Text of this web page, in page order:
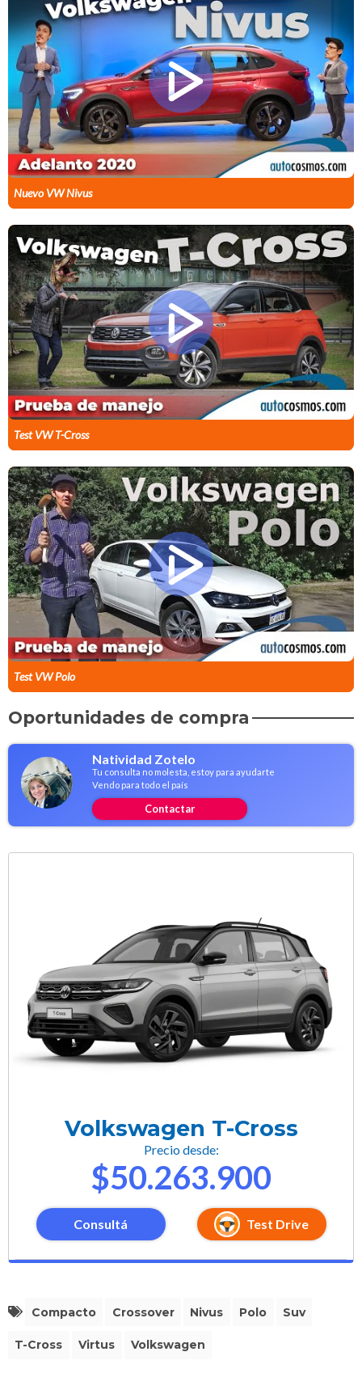
Nuevo VW Nivus
Test VW T-Cross
Test VW Polo
Oportunidades de compra
Natividad Zotelo
Tu consulta no molesta, estoy para ayudarte
Vendo para todo el país
Contactar
Volkswagen T-Cross
Precio desde:
$50.263.900
Consultá Test Drive
Compacto Crossover Nivus Polo Suv
T-Cross Virtus Volkswagen